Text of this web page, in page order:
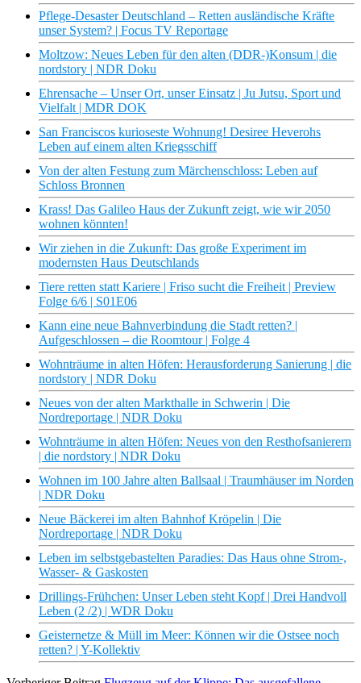
Pflege-Desaster Deutschland – Retten ausländische Kräfte
unser System? | Focus TV Reportage
Moltzow: Neues Leben für den alten (DDR-)Konsum | die
nordstory | NDR Doku
Ehrensache – Unser Ort, unser Einsatz | Ju Jutsu, Sport und
Vielfalt | MDR DOK
San Franciscos kurioseste Wohnung! Desiree Heverohs
Leben auf einem alten Kriegsschiff
Von der alten Festung zum Märchenschloss: Leben auf
Schloss Bronnen
Krass! Das Galileo Haus der Zukunft zeigt, wie wir 2050
wohnen könnten!
Wir ziehen in die Zukunft: Das große Experiment im
modernsten Haus Deutschlands
Tiere retten statt Kariere | Friso sucht die Freiheit | Preview
Folge 6/6 | S01E06
Kann eine neue Bahnverbindung die Stadt retten? |
Aufgeschlossen – die Roomtour | Folge 4
Wohnträume in alten Höfen: Herausforderung Sanierung | die
nordstory | NDR Doku
Neues von der alten Markthalle in Schwerin | Die
Nordreportage | NDR Doku
Wohnträume in alten Höfen: Neues von den Resthofsanierern
| die nordstory | NDR Doku
Wohnen im 100 Jahre alten Ballsaal | Traumhäuser im Norden
| NDR Doku
Neue Bäckerei im alten Bahnhof Kröpelin | Die
Nordreportage | NDR Doku
Leben im selbstgebastelten Paradies: Das Haus ohne Strom-,
Wasser- & Gaskosten
Drillings-Frühchen: Unser Leben steht Kopf | Drei Handvoll
Leben (2 /2) | WDR Doku
Geisternetze & Müll im Meer: Können wir die Ostsee noch
retten? | Y-Kollektiv